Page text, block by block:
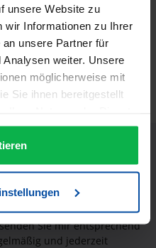
unsere Website zu
wir Informationen zu Ihrer
unsere Partner für
weiter. Unsere
möglicherweise mit
Sie ihnen bereitgestellt
von Barburys ist
UND EINEN 5€
senden Sie mir entsprechend
und jederzeit